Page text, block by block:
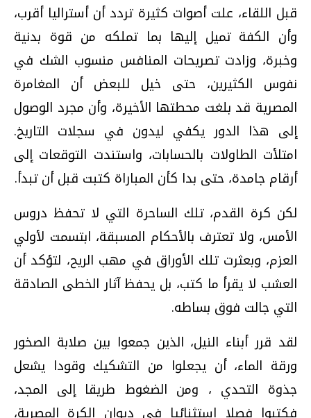
قبل اللقاء، علت أصوات كثيرة تردد أن أستراليا أقرب،
وأن الكفة تميل إليها بما تملكه من قوة بدنية
وخبرة، وزادت تصريحات المنافس منسوب الشك في
نفوس الكثيرين، حتى خيل للبعض أن المغامرة
المصرية قد بلغت محطتها الأخيرة، وأن مجرد الوصول
إلى هذا الدور يكفي ليدون في سجلات التاريخ.
امتلأت الطاولات بالحسابات، واستندت التوقعات إلى
أرقام جامدة، حتى بدا كأن المباراة كتبت قبل أن تبدأ.
لكن كرة القدم، تلك الساحرة التي لا تحفظ دروس
الأمس، ولا تعترف بالأحكام المسبقة، ابتسمت لأولي
العزم، وبعثرت تلك الأوراق في مهب الريح، لتؤكد أن
العشب لا يقرأ ما كتب، بل يحفظ آثار الخطى الصادقة
التي جالت فوق بساطه.
لقد قرر أبناء النيل، الذين جمعوا بين صلابة الصخور
ورقة الماء، أن يجعلوا من التشكيك وقودا يشعل
جذوة التحدي ، ومن الضغوط طريقا إلى المجد،
فكتبوا فصلا استثنائيا في ديوان الكرة المصرية،